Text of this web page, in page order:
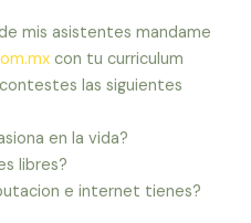
mis asistentes mandame
con tu curriculum
las siguientes
en la vida?
libres?
e internet tienes?